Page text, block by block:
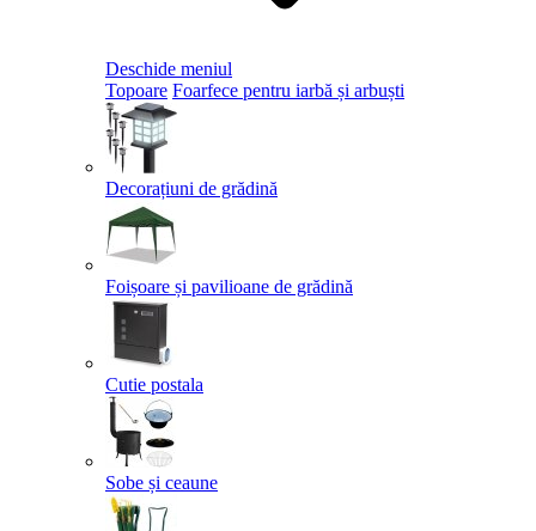
Deschide meniul
Topoare Foarfece pentru iarbă și arbuști
Decorațiuni de grădină
Foișoare și pavilioane de grădină
Cutie postala
Sobe și ceaune